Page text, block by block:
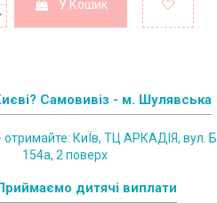
У Кошик
Самовивіз - м. Шулявська
КиЇв, ТЦ АРКАДІЯ, вул.
154а, 2 поверх
дитячі виплати